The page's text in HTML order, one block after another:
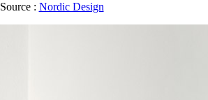
Source : Nordic Design